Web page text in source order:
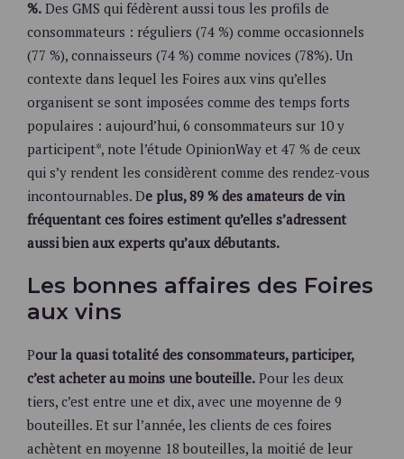
%. Des GMS qui fédèrent aussi tous les profils de
consommateurs : réguliers (74 %) comme occasionnels
(77 %), connaisseurs (74 %) comme novices (78%). Un
contexte dans lequel les Foires aux vins qu’elles
organisent se sont imposées comme des temps forts
populaires : aujourd’hui, 6 consommateurs sur 10 y
participent*, note l’étude OpinionWay et 47 % de ceux
qui s’y rendent les considèrent comme des rendez-vous
incontournables. De plus, 89 % des amateurs de vin
fréquentant ces foires estiment qu’elles s’adressent
aussi bien aux experts qu’aux débutants.
Les bonnes affaires des Foires
aux vins
Pour la quasi totalité des consommateurs, participer,
c’est acheter au moins une bouteille. Pour les deux
tiers, c’est entre une et dix, avec une moyenne de 9
bouteilles. Et sur l’année, les clients de ces foires
achètent en moyenne 18 bouteilles, la moitié de leur